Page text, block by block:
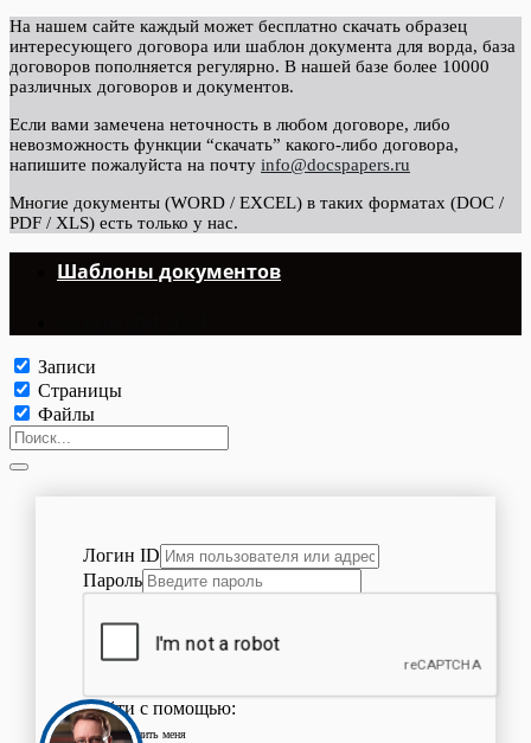
На нашем сайте каждый может бесплатно скачать образец
интересующего договора или шаблон документа для ворда, база
договоров пополняется регулярно. В нашей базе более 10000
различных договоров и документов.
Если вами замечена неточность в любом договоре, либо
невозможность функции “скачать” какого-либо договора,
напишите пожалуйста на почту info@docspapers.ru
Многие документы (WORD / EXCEL) в таких форматах (DOC /
PDF / XLS) есть только у нас.
Шаблоны документов
Записи
Страницы
Файлы
Логин ID
Пароль
Войти с помощью:
Запомнить меня